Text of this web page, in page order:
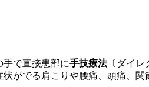
手で直接患部に手技療法〔ダイレ
がでる肩こりや腰痛、頭痛、関